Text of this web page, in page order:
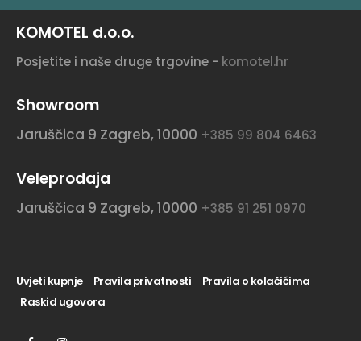
KOMOTEL d.o.o.
Posjetite i naše druge trgovine - komotel.hr
Showroom
Jaruščica 9 Zagreb, 10000 +385 99 804 6463
Veleprodaja
Jaruščica 9 Zagreb, 10000 +385 91 251 0970
Uvjeti kupnje Pravila privatnosti
Pravila o kolačićima
Raskid ugovora